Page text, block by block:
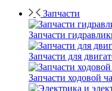
Запчасти
Запчасти
Запчасти для
Запчасти ходовой